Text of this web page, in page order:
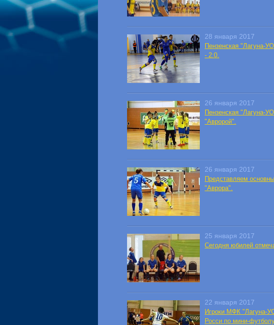
28 января 2017
Пензенская "Лагуна-
- 2:0.
26 января 2017
Пензенская "Лагуна-
"Авророй".
26 января 2017
Представляем
"Аврора".
25 января 2017
Сегодня юбилей
22 января 2017
Игроки МФК "Лагуна-
Росси по мини-